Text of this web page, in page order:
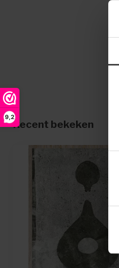
9,2
Recent bekeken